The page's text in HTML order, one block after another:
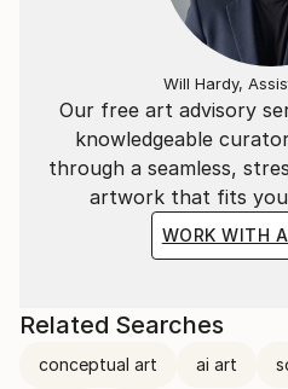
"L'essenziale è invisibile
La situazione attuale,
porterà a vivere in un
Ricreato ad hoc per vedere
Our free art advisory
knowledgeable
through a seamless,
artwork that fits
WORK WITH
Will Hardy,
Related Searches
conceptual art ai art